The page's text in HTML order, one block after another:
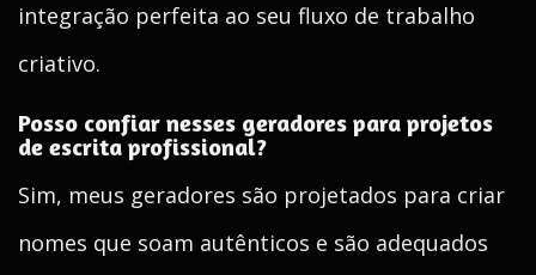
integração perfeita ao seu fluxo de trabalho
criativo.
Posso confiar nesses geradores para projetos
de escrita profissional?
Sim, meus geradores são projetados para criar
nomes que soam autênticos e são adequados